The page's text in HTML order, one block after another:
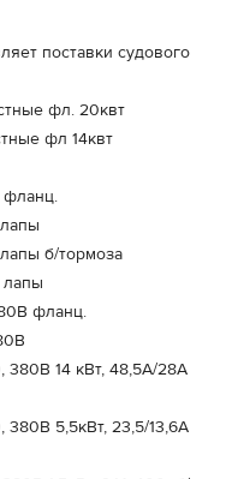
поставки судового
фл. 20квт
фл 14квт
фланц.
б/тормоза
лапы
фланц.
380В 14 кВт, 48,5А/28А
5,5кВт, 23,5/13,6А